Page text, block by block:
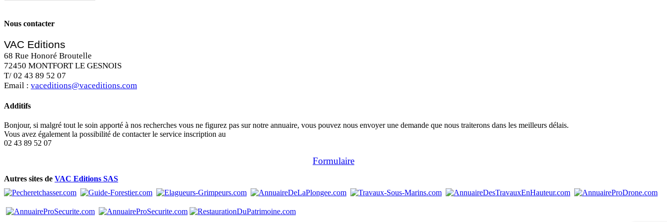
Nous contacter
VAC Editions
68 Rue Honoré Broutelle
72450 MONTFORT LE GESNOIS
T/ 02 43 89 52 07
Email : vaceditions@vaceditions.com
Additifs
Bonjour, si malgré tout le soin apporté à nos recherches vous ne figurez pas sur notre annuaire, vous pouvez nous envoyer une demande que nous traiterons dans les meilleurs délais.
Vous avez également la possibilité de contacter le service inscription au
02 43 89 52 07
Formulaire
Autres sites de VAC Editions SAS